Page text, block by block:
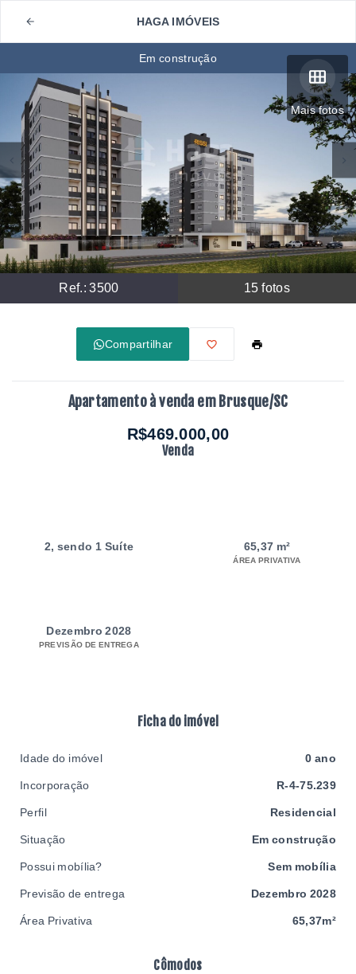
HAGA IMÓVEIS
Mais fotos
Ref.:3500 15 fotos
Em construção
Compartilhar
Apartamento à venda em Brusque/SC
R$469.000,00
Venda
2, sendo 1 Suíte 65,37 m²
ÁREA PRIVATIVA
Dezembro 2028
PREVISÃO DE ENTREGA
Cômodos
Ficha do imóvel
Idade do imóvel 0 ano
Incorporação R-4-75.239
Perfil Residencial
Situação Em construção
Possui mobília? Sem mobília
Previsão de entrega Dezembro 2028
Área Privativa 65,37m²